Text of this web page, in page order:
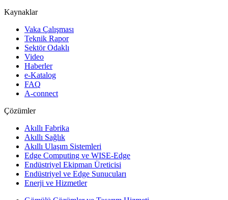
Kaynaklar
Vaka Çalışması
Teknik Rapor
Sektör Odaklı
Video
Haberler
e-Katalog
FAQ
A-connect
Çözümler
Akıllı Fabrika
Akıllı Sağlık
Akıllı Ulaşım Sistemleri
Edge Computing ve WISE-Edge
Endüstriyel Ekipman Üreticisi
Endüstriyel ve Edge Sunucuları
Enerji ve Hizmetler